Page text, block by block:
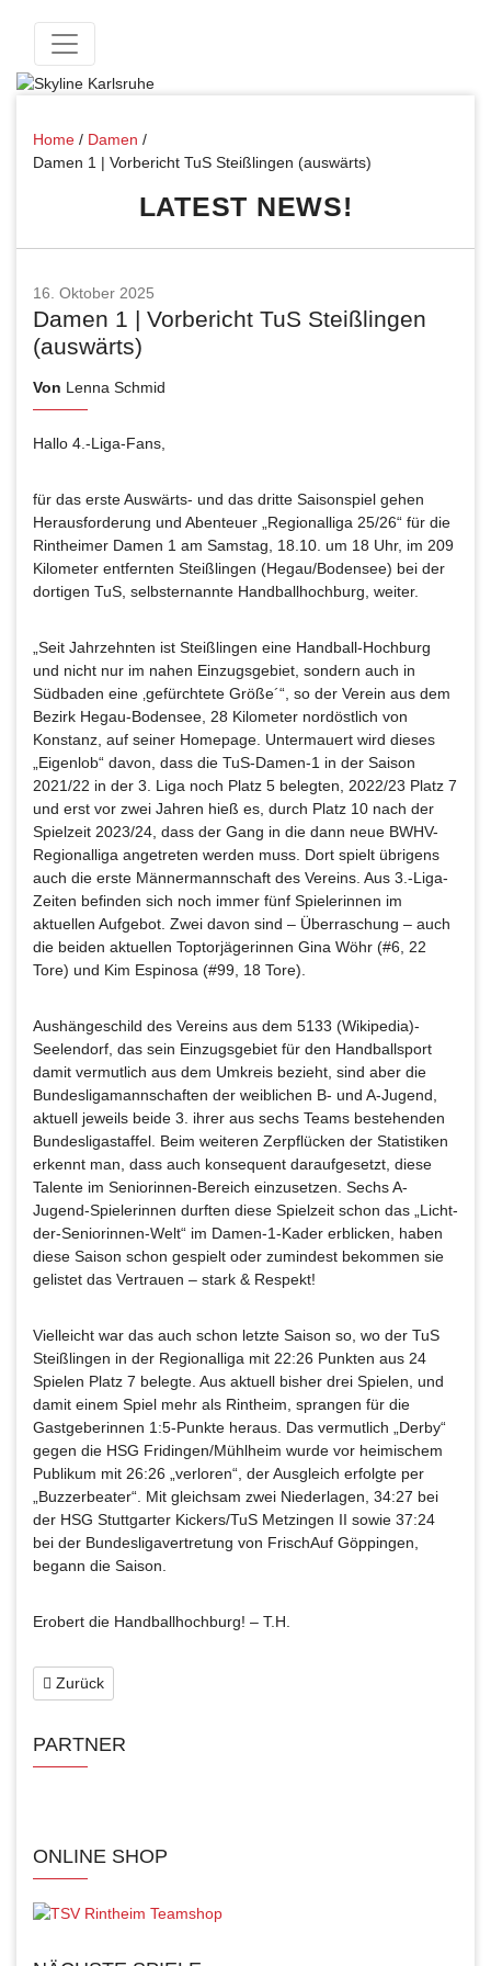
Home / Damen /
Damen 1 | Vorbericht TuS Steißlingen (auswärts)
LATEST NEWS!
16. Oktober 2025
Damen 1 | Vorbericht TuS Steißlingen
(auswärts)
Von Lenna Schmid
Hallo 4.-Liga-Fans,
für das erste Auswärts- und das dritte Saisonspiel gehen
Herausforderung und Abenteuer „Regionalliga 25/26“ für die
Rintheimer Damen 1 am Samstag, 18.10. um 18 Uhr, im 209
Kilometer entfernten Steißlingen (Hegau/Bodensee) bei der
dortigen TuS, selbsternannte Handballhochburg, weiter.
„Seit Jahrzehnten ist Steißlingen eine Handball-Hochburg
und nicht nur im nahen Einzugsgebiet, sondern auch in
Südbaden eine ‚gefürchtete Größe´“, so der Verein aus dem
Bezirk Hegau-Bodensee, 28 Kilometer nordöstlich von
Konstanz, auf seiner Homepage. Untermauert wird dieses
„Eigenlob“ davon, dass die TuS-Damen-1 in der Saison
2021/22 in der 3. Liga noch Platz 5 belegten, 2022/23 Platz 7
und erst vor zwei Jahren hieß es, durch Platz 10 nach der
Spielzeit 2023/24, dass der Gang in die dann neue BWHV-
Regionalliga angetreten werden muss. Dort spielt übrigens
auch die erste Männermannschaft des Vereins. Aus 3.-Liga-
Zeiten befinden sich noch immer fünf Spielerinnen im
aktuellen Aufgebot. Zwei davon sind – Überraschung – auch
die beiden aktuellen Toptorjägerinnen Gina Wöhr (#6, 22
Tore) und Kim Espinosa (#99, 18 Tore).
Aushängeschild des Vereins aus dem 5133 (Wikipedia)-
Seelendorf, das sein Einzugsgebiet für den Handballsport
damit vermutlich aus dem Umkreis bezieht, sind aber die
Bundesligamannschaften der weiblichen B- und A-Jugend,
aktuell jeweils beide 3. ihrer aus sechs Teams bestehenden
Bundesligastaffel. Beim weiteren Zerpflücken der Statistiken
erkennt man, dass auch konsequent daraufgesetzt, diese
Talente im Seniorinnen-Bereich einzusetzen. Sechs A-
Jugend-Spielerinnen durften diese Spielzeit schon das „Licht-
der-Seniorinnen-Welt“ im Damen-1-Kader erblicken, haben
diese Saison schon gespielt oder zumindest bekommen sie
gelistet das Vertrauen – stark & Respekt!
Vielleicht war das auch schon letzte Saison so, wo der TuS
Steißlingen in der Regionalliga mit 22:26 Punkten aus 24
Spielen Platz 7 belegte. Aus aktuell bisher drei Spielen, und
damit einem Spiel mehr als Rintheim, sprangen für die
Gastgeberinnen 1:5-Punkte heraus. Das vermutlich „Derby“
gegen die HSG Fridingen/Mühlheim wurde vor heimischem
Publikum mit 26:26 „verloren“, der Ausgleich erfolgte per
„Buzzerbeater“. Mit gleichsam zwei Niederlagen, 34:27 bei
der HSG Stuttgarter Kickers/TuS Metzingen II sowie 37:24
bei der Bundesligavertretung von FrischAuf Göppingen,
begann die Saison.
Erobert die Handballhochburg! – T.H.
Zurück
PARTNER
ONLINE SHOP